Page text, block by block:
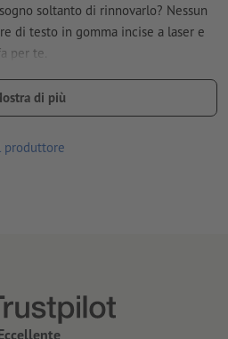
soltanto di rinnovarlo? Nessun
di testo in gomma incise a laser e
per te.
piastre di testo, fai attenzione
del timbro (ad es. Printy 4910)
irregolare
di più
produttore